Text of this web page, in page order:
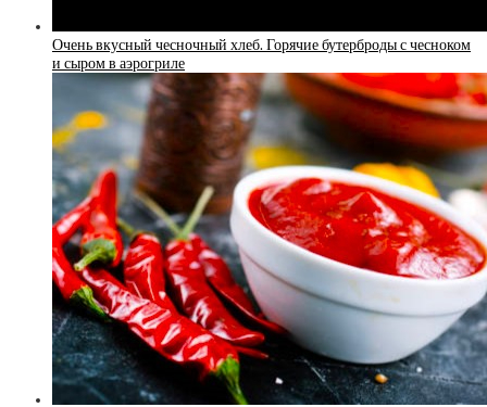
Очень вкусный чесночный хлеб. Горячие бутерброды с чесноком
и сыром в аэрогриле